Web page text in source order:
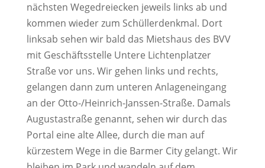
nächsten Wegedreiecken jeweils links ab und
kommen wieder zum Schüllerdenkmal. Dort
linksab sehen wir bald das Mietshaus des BVV
mit Geschäftsstelle Untere Lichtenplatzer
Straße vor uns. Wir gehen links und rechts,
gelangen dann zum unteren Anlageneingang
an der Otto-/Heinrich-Janssen-Straße. Damals
Augustastraße genannt, sehen wir durch das
Portal eine alte Allee, durch die man auf
kürzestem Wege in die Barmer City gelangt. Wir